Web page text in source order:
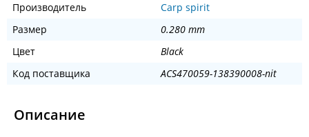
Производитель
Carp spirit
Размер
0.280 mm
Цвет
Black
Код поставщика
ACS470059-138390008-nit
Описание